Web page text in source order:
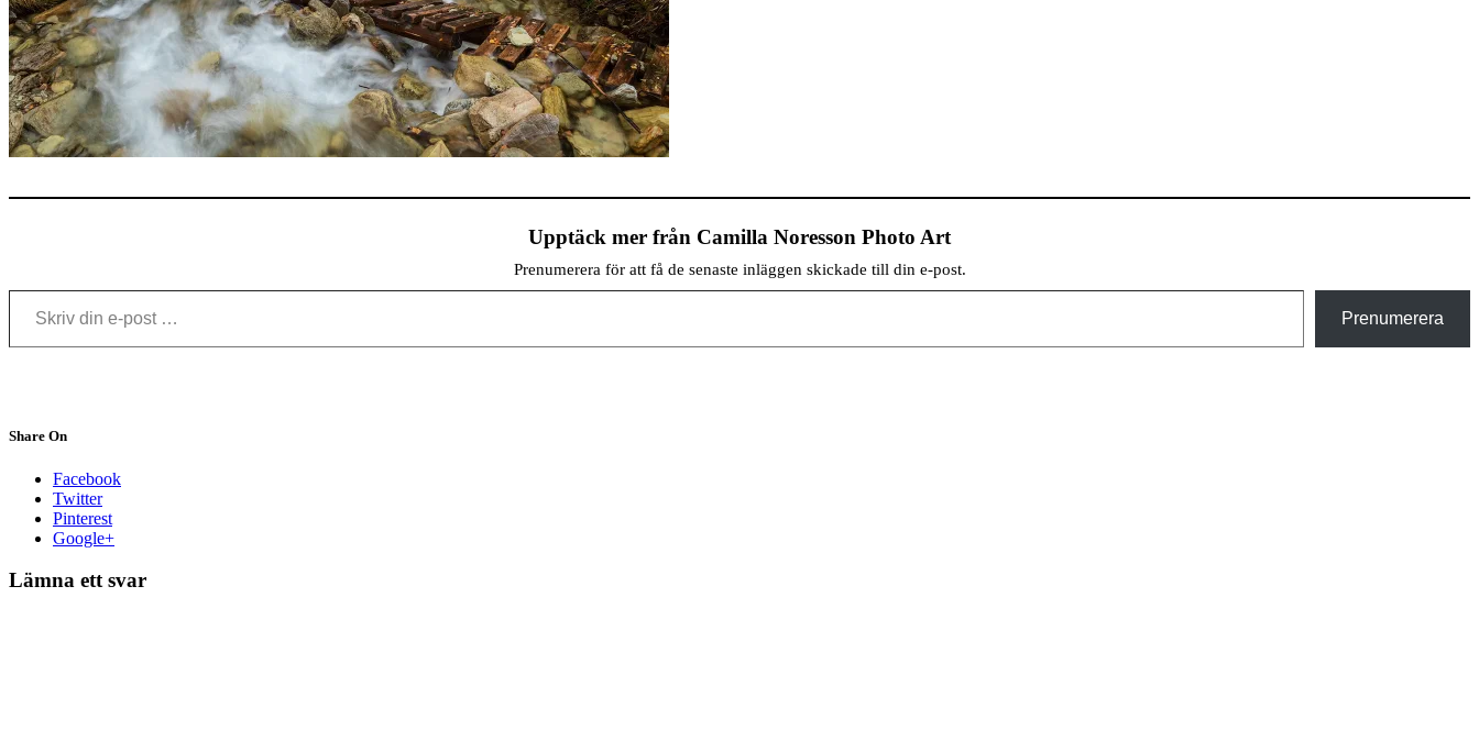
Upptäck mer från Camilla Noresson Photo Art
Prenumerera för att få de senaste inläggen skickade till din e-post.
Skriv din e-post …
Prenumerera
Share On
Facebook
Twitter
Pinterest
Google+
Lämna ett svar